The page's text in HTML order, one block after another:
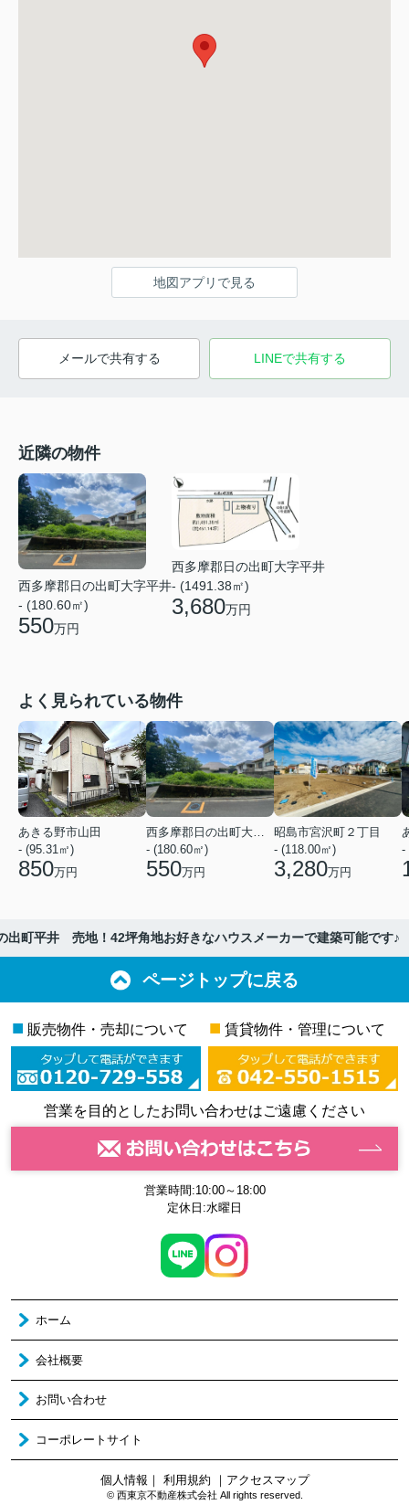
地図アプリで見る
メールで共有する LINEで共有する
近隣の物件
西多摩郡日の出町大字平井
- (180.60㎡)
550万円
西多摩郡日の出町大字平井
- (1491.38㎡)
3,680万円
よく見られている物件
あきる野市山田
- (95.31㎡)
850万円
- (180.60㎡)
550万円
昭島市宮沢町２丁目
- (118.00㎡)
3,280万円
-
出町平井 売地！42坪角地お好きなハウスメーカーで建築可能です♪
ページトップに戻る
■ 販売物件・売却について ■ 賃貸物件・管理について
営業を目的としたお問い合わせはご遠慮ください
営業時間:10:00～18:00
定休日:水曜日
ホーム
会社概要
お問い合わせ
コーポレートサイト
個人情報 ｜ 利用規約 ｜ アクセスマップ
© 西東京不動産株式会社 All rights reserved.